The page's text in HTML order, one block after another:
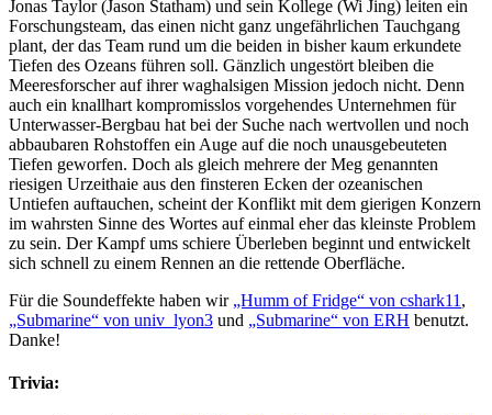
Jonas Taylor (Jason Statham) und sein Kollege (Wi Jing) leiten ein
Forschungsteam, das einen nicht ganz ungefährlichen Tauchgang
plant, der das Team rund um die beiden in bisher kaum erkundete
Tiefen des Ozeans führen soll. Gänzlich ungestört bleiben die
Meeresforscher auf ihrer waghalsigen Mission jedoch nicht. Denn
auch ein knallhart kompromisslos vorgehendes Unternehmen für
Unterwasser-Bergbau hat bei der Suche nach wertvollen und noch
abbaubaren Rohstoffen ein Auge auf die noch unausgebeuteten
Tiefen geworfen. Doch als gleich mehrere der Meg genannten
riesigen Urzeithaie aus den finsteren Ecken der ozeanischen
Untiefen auftauchen, scheint der Konflikt mit dem gierigen Konzern
im wahrsten Sinne des Wortes auf einmal eher das kleinste Problem
zu sein. Der Kampf ums schiere Überleben beginnt und entwickelt
sich schnell zu einem Rennen an die rettende Oberfläche.
Für die Soundeffekte haben wir „Humm of Fridge“ von cshark11 ,
„Submarine“ von univ_lyon3 und „Submarine“ von ERH benutzt.
Danke!
Trivia: